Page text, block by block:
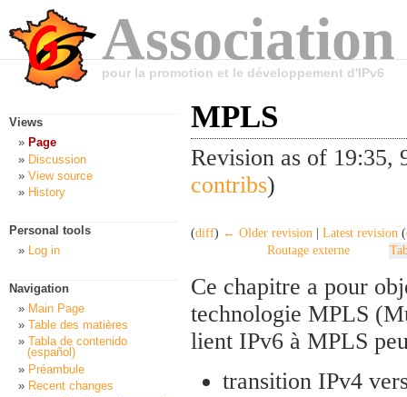
pour la promotion et le développement d'IPv6
MPLS
Revision as of 19:35,
contribs)
(diff) ← Older revision Latest revision (
Routage externe
Ce chapitre a pour
technologie MPLS
lient IPv6 à MPLS
transition IPv4
Views
Page
Discussion
View source
History
Personal tools
Log in
Navigation
Main Page
Table des matières
Tabla de contenido
(español)
Préambule
Recent changes